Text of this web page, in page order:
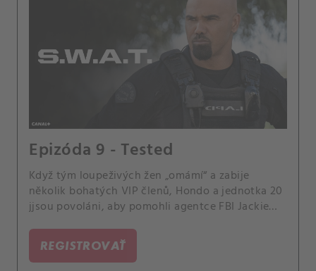
Epizóda 9 - Tested
Když tým loupeživých žen „omámí“ a zabije
několik bohatých VIP členů, Hondo a jednotka 20
jjsou povoláni, aby pomohli agentce FBI Jackie
než stoupne počet obětí. Velitel Hicks je šokován,
když jeho nová láska Maggie náhle ukončí jejich
REGISTROVAŤ